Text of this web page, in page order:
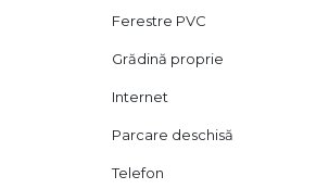
in comun, cum ar fi STB (440 si
Ferestre PVC
Grădină proprie
Internet
Parcare deschisă
Telefon